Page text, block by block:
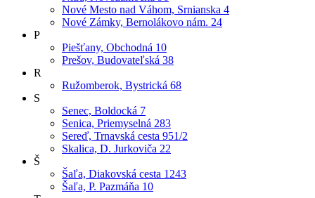
Nové Mesto nad Váhom, Srnianska 4
Nové Zámky, Bernolákovo nám. 24
P
Piešťany, Obchodná 10
Prešov, Budovateľská 38
R
Ružomberok, Bystrická 68
S
Senec, Boldocká 7
Senica, Priemyselná 283
Sereď, Trnavská cesta 951/2
Skalica, D. Jurkoviča 22
Š
Šaľa, Diakovská cesta 1243
Šaľa, P. Pazmáňa 10